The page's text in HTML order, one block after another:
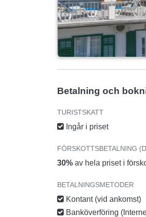
Betalning och
TURISTSKATT
Ingår i priset
FÖRSKOTTSBETALNING
30% av hela priset i
BETALNINGSMETODER
Kontant (vid ankomst)
Banköverföring